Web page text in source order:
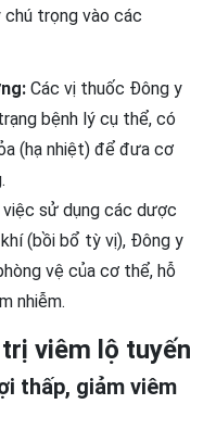
chú trọng vào các
Các vị thuốc Đông y
bệnh lý cụ thể, có
(hạ nhiệt) để đưa cơ
việc sử dụng các dược
(bồi bổ tỳ vị), Đông y
vệ của cơ thể, hỗ
nhiễm.
viêm lộ tuyến
thấp, giảm viêm